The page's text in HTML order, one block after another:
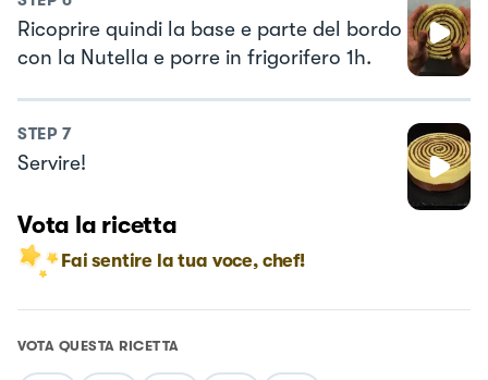
Ricoprire quindi la base e parte del bordo
con la Nutella e porre in frigorifero 1h.
STEP 7
Servire!
Vota la ricetta
Fai sentire la tua voce, chef!
VOTA QUESTA RICETTA